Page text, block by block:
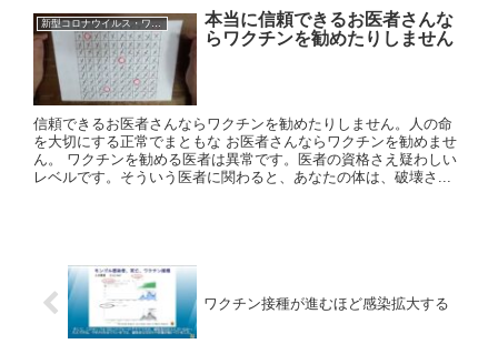
新型コロナウイルス・ワクチン
本当に信頼できるお医者さんな
らワクチンを勧めたりしません
信頼できるお医者さんならワクチンを勧めたりしません。人の命
を大切にする正常でまともな お医者さんならワクチンを勧めませ
ん。 ワクチンを勧める医者は異常です。医者の資格さえ疑わしい
レベルです。そういう医者に関わると、あなたの体は、破壊さ...
ワクチン接種が進むほど感染拡大する